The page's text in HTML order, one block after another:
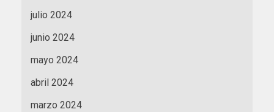
julio 2024
junio 2024
mayo 2024
abril 2024
marzo 2024